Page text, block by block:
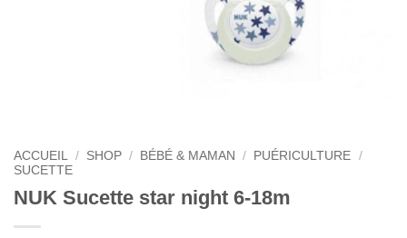
ACCUEIL / SHOP / BÉBÉ & MAMAN / PUÉRICULTURE /
SUCETTE
NUK Sucette star night 6-18m